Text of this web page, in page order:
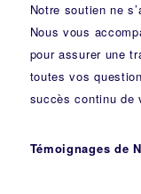
Notre soutien ne
Nous vous
pour assurer une
toutes vos
succès continu de
Témoignages de